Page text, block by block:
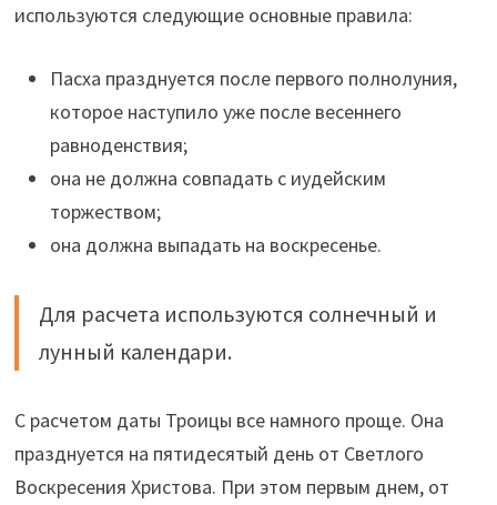
используются следующие основные правила:
Пасха празднуется после первого полнолуния,
которое наступило уже после весеннего
равноденствия;
она не должна совпадать с иудейским
торжеством;
она должна выпадать на воскресенье.
Для расчета используются солнечный и
лунный календари.
С расчетом даты Троицы все намного проще. Она
празднуется на пятидесятый день от Светлого
Воскресения Христова. При этом первым днем, от